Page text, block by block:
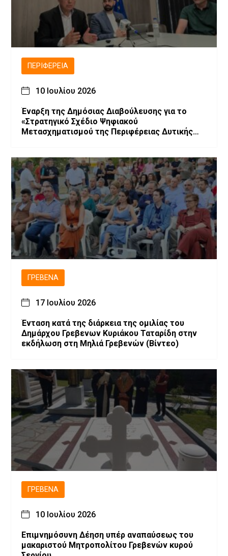
ΠΕΡΙΦΈΡΕΙΑ
10 Ιουλίου 2026
Έναρξη της Δημόσιας Διαβούλευσης για το
«Στρατηγικό Σχέδιο Ψηφιακού
Μετασχηματισμού της Περιφέρειας Δυτικής
ΓΡΕΒΕΝΆ
17 Ιουλίου 2026
Ένταση κατά της διάρκεια της ομιλίας του
Δημάρχου Γρεβενων Κυριάκου Ταταρίδη στην
εκδήλωση στη Μηλιά Γρεβενών (Βίντεο)
ΓΡΕΒΕΝΆ
10 Ιουλίου 2026
Επιμνημόσυνη Δέηση υπέρ αναπαύσεως του
μακαριστού Μητροπολίτου Γρεβενών κυρού